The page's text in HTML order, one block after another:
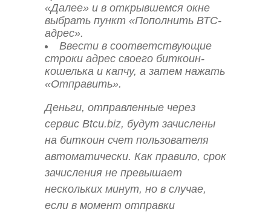
«Далее» и в открывшемся окне
выбрать пункт «Пополнить ВТС-
адрес».
Ввести в соответствующие
строки адрес своего биткоин-
кошелька и капчу, а затем нажать
«Отправить».
Деньги, отправленные через
сервис Btcu.biz, будут зачислены
на биткоин счет пользователя
автоматически. Как правило, срок
зачисления не превышает
нескольких минут, но в случае,
если в момент отправки